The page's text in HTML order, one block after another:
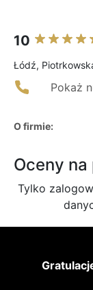
10
Łódź,
Pokaż
O firmie:
Oceny
Tylko